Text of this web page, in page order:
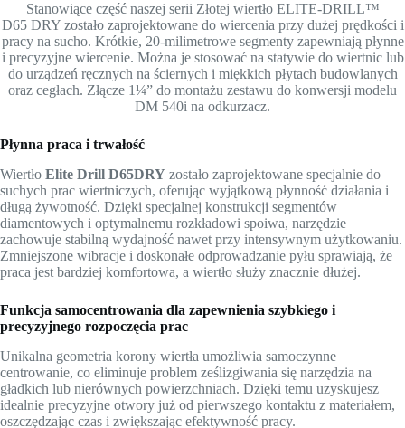
Stanowiące część naszej serii Złotej wiertło ELITE-DRILL™
D65 DRY zostało zaprojektowane do wiercenia przy dużej prędkości i
pracy na sucho. Krótkie, 20-milimetrowe segmenty zapewniają płynne
i precyzyjne wiercenie. Można je stosować na statywie do wiertnic lub
do urządzeń ręcznych na ściernych i miękkich płytach budowlanych
oraz cegłach. Złącze 1¼” do montażu zestawu do konwersji modelu
DM 540i na odkurzacz.
Płynna praca i trwałość
Wiertło Elite Drill D65DRY zostało zaprojektowane specjalnie do
suchych prac wiertniczych, oferując wyjątkową płynność działania i
długą żywotność. Dzięki specjalnej konstrukcji segmentów
diamentowych i optymalnemu rozkładowi spoiwa, narzędzie
zachowuje stabilną wydajność nawet przy intensywnym użytkowaniu.
Zmniejszone wibracje i doskonałe odprowadzanie pyłu sprawiają, że
praca jest bardziej komfortowa, a wiertło służy znacznie dłużej.
Funkcja samocentrowania dla zapewnienia szybkiego i
precyzyjnego rozpoczęcia prac
Unikalna geometria korony wiertła umożliwia samoczynne
centrowanie, co eliminuje problem ześlizgiwania się narzędzia na
gładkich lub nierównych powierzchniach. Dzięki temu uzyskujesz
idealnie precyzyjne otwory już od pierwszego kontaktu z materiałem,
oszczędzając czas i zwiększając efektywność pracy.